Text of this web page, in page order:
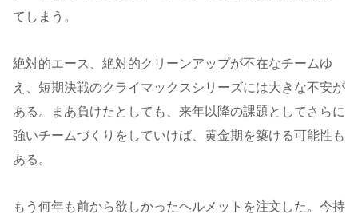
てしまう。
絶対的エース、絶対的クリーンアップが不在なチームゆ
え、短期決戦のクライマックスシリーズには大きな不安が
ある。まあ負けたとしても、来年以降の課題としてさらに
強いチームづくりをしていけば、黄金期を築ける可能性も
ある。
もう何年も前から欲しかったヘルメットを注文した。今持